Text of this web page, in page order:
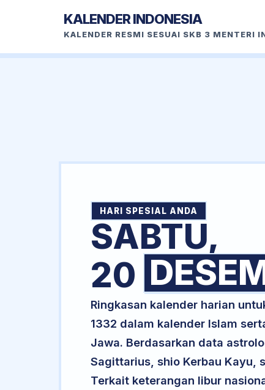
KALENDER INDONESIA
KALENDER RESMI SESUAI SKB 3 MENTERI
HARI SPESIAL ANDA
SABTU,
20
Ringkasan kalender harian
1332 dalam kalender Islam
Jawa. Berdasarkan data
Sagittarius, shio Kerbau Kayu,
Terkait keterangan libur